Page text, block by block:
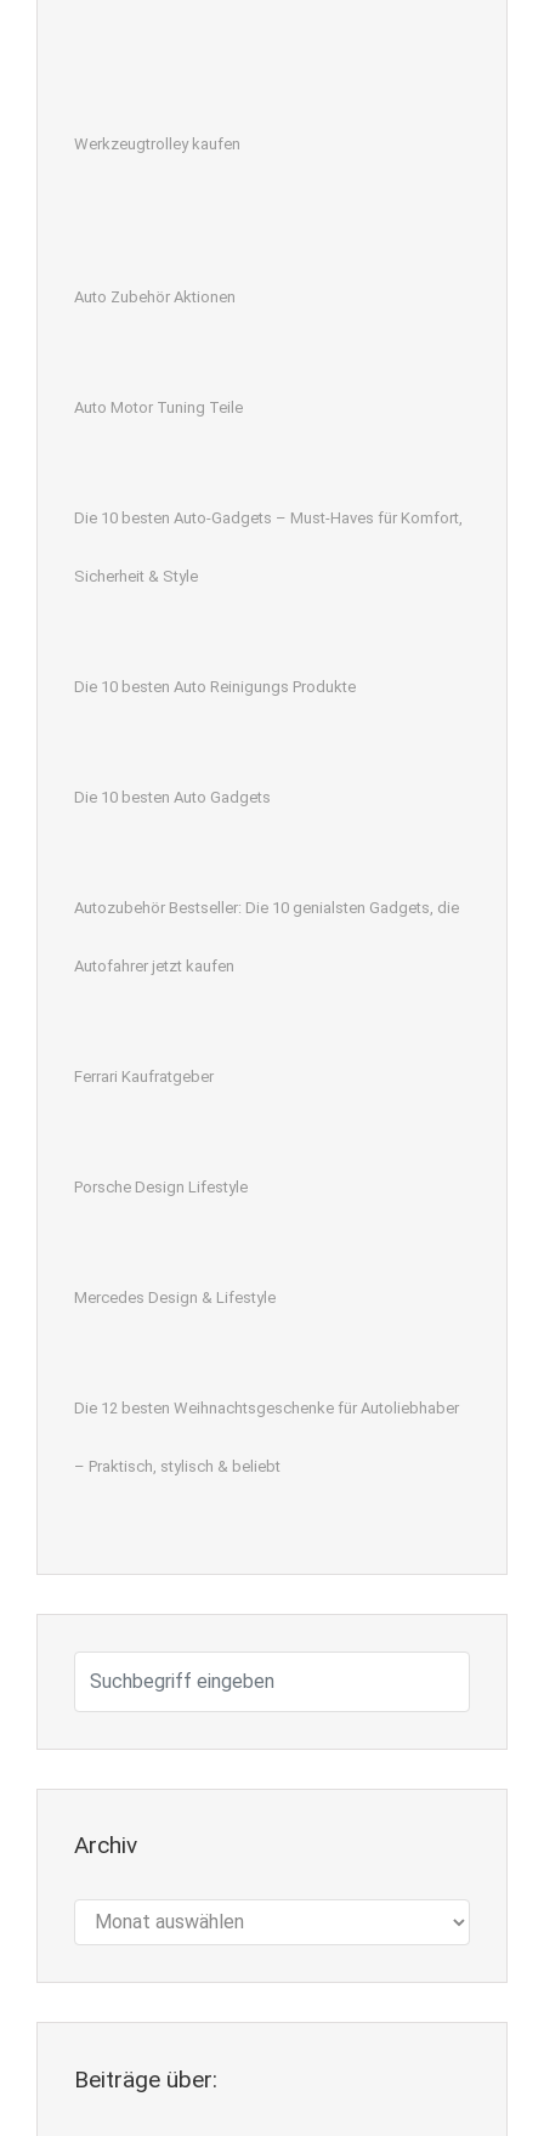
Werkzeugtrolley kaufen
Auto Zubehör Aktionen
Auto Motor Tuning Teile
Die 10 besten Auto-Gadgets – Must-Haves für Komfort,
Sicherheit & Style
Die 10 besten Auto Reinigungs Produkte
Die 10 besten Auto Gadgets
Autozubehör Bestseller: Die 10 genialsten Gadgets, die
Autofahrer jetzt kaufen
Ferrari Kaufratgeber
Porsche Design Lifestyle
Mercedes Design & Lifestyle
Die 12 besten Weihnachtsgeschenke für Autoliebhaber
– Praktisch, stylisch & beliebt
Archiv
Beiträge über: